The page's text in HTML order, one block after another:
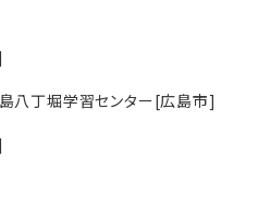
八丁堀学習センター[広島市]